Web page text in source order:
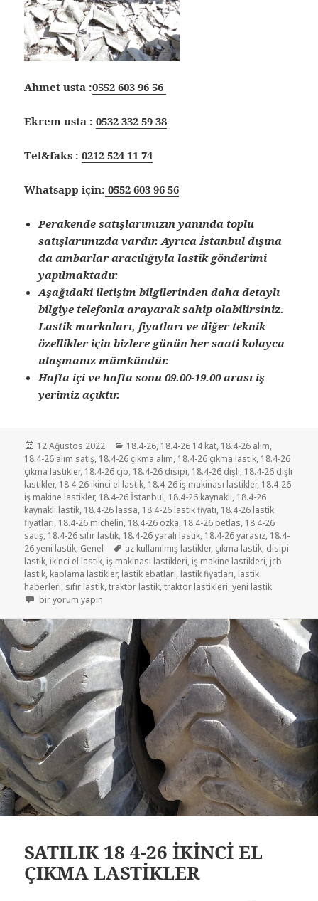
Ahmet usta :0552 603 96 56
Ekrem usta :0532 332 59 38
Tel&faks :0212 524 11 74
Whatsapp için: 0552 603 96 56
Perakende satışlarımızın yanında toplu
satışlarımızda vardır. Ayrıca İstanbul dışına
da ambarlar aracılığıyla lastik gönderimi
yapılmaktadır.
Aşağıdaki iletişim bilgilerinden daha detaylı
bilgiye telefonla arayarak sahip olabilirsiniz.
Lastik markaları, fiyatları ve diğer teknik
özellikler için bizlere günün her saati kolayca
ulaşmanız mümkündür.
Hafta içi ve hafta sonu 09.00-19.00 arası iş
yerimiz açıktır.
Yayın
tarihi
12 Ağustos 2022 Kategoriler
18.4-26, 18.4-26 14 kat, 18.4-26 alım,
18.4-26 alım satış, 18.4-26 çıkma alım, 18.4-26 çıkma lastik, 18.4-26
çıkma lastikler, 18.4-26 cjb, 18.4-26 disipi, 18.4-26 dişli, 18.4-26 dişli
lastikler, 18.4-26 ikinci el lastik, 18.4-26 iş makinası lastikler, 18.4-26
iş makine lastikler, 18.4-26 İstanbul, 18.4-26 kaynaklı, 18.4-26
kaynaklı lastik, 18.4-26 lassa, 18.4-26 lastik fiyatı, 18.4-26 lastik
fiyatları, 18.4-26 michelin, 18.4-26 özka, 18.4-26 petlas, 18.4-26
satış, 18.4-26 sıfır lastik, 18.4-26 yaralı lastik, 18.4-26 yarasız, 18.4-
26 yeni lastik, Genel Etiketler
az kullanılmış lastikler, çıkma lastik, disipi
lastik, ikinci el lastik, iş makinası lastikleri, iş makine lastikleri, jcb
lastik, kaplama lastikler, lastik ebatları, lastik fiyatları, lastik
haberleri, sıfır lastik,traktör lastik,traktör lastikleri,yeni lastik
18.4-26 için
bir yorum yapın
SATILIK 18 4-26 İKİNCİ EL
ÇIKMA LASTİKLER